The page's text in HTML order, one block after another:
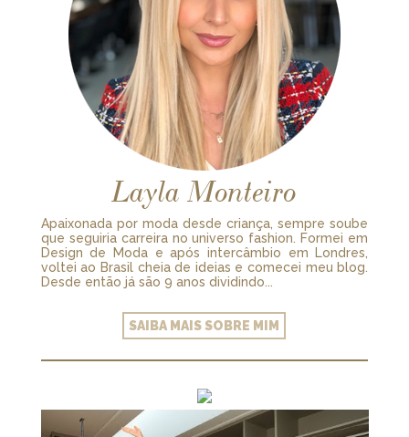
Layla Monteiro
Apaixonada por moda desde criança, sempre soube
que seguiria carreira no universo fashion. Formei em
Design de Moda e após intercâmbio em Londres,
voltei ao Brasil cheia de ideias e comecei meu blog.
Desde então já são 9 anos dividindo...
SAIBA MAIS SOBRE MIM